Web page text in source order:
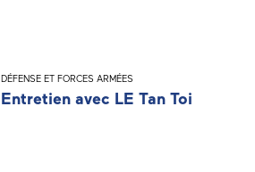
DÉFENSE ET FORCES ARMÉES
Entretien avec LE Tan Toi